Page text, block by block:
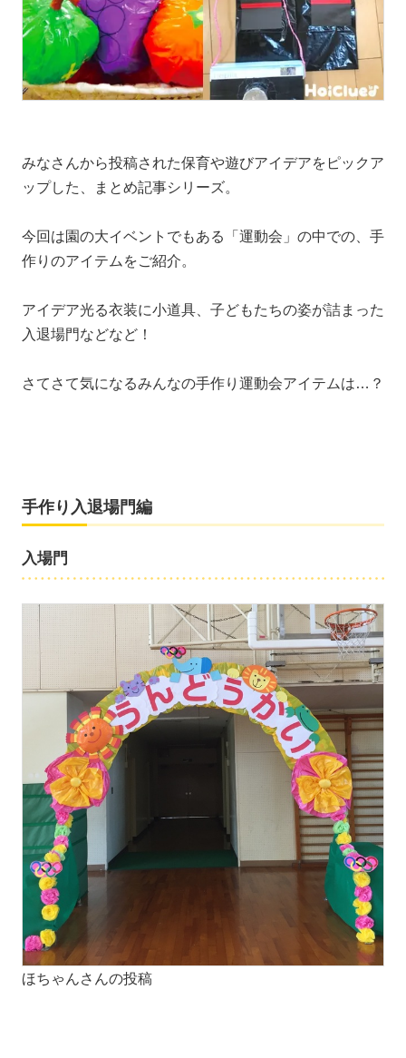
みなさんから投稿された保育や遊びアイデアをピックア
ップした、まとめ記事シリーズ。
今回は園の大イベントでもある「運動会」の中での、手
作りのアイテムをご紹介。
アイデア光る衣装に小道具、子どもたちの姿が詰まった
入退場門などなど！
さてさて気になるみんなの手作り運動会アイテムは…？
手作り入退場門編
入場門
ほちゃんさんの投稿